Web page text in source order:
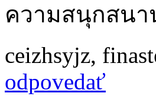
ความสนุกสนา
ceizhsyjz,
odpovedať